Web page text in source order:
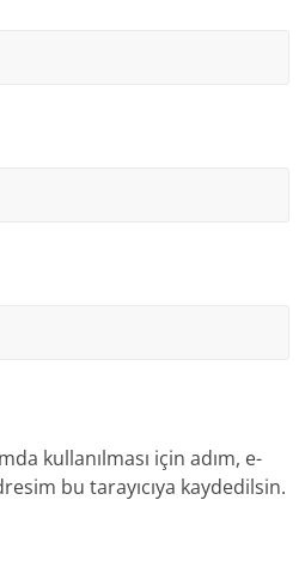
kullanılması için adım, e-
bu tarayıcıya kaydedilsin.